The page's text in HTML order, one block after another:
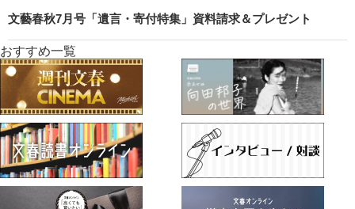
文藝春秋7月号「遺言・寄付特集」資料請求＆プレゼント
おすすめ一覧